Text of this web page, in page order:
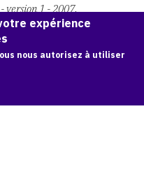
version 1 - 2007.
, OAM.ark:38997/o169
expérience
nous autorisez à utiliser